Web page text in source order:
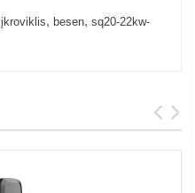
įkroviklis, besen, sq20-22kw-